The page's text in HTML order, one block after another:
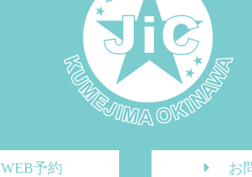
WEB予約 お